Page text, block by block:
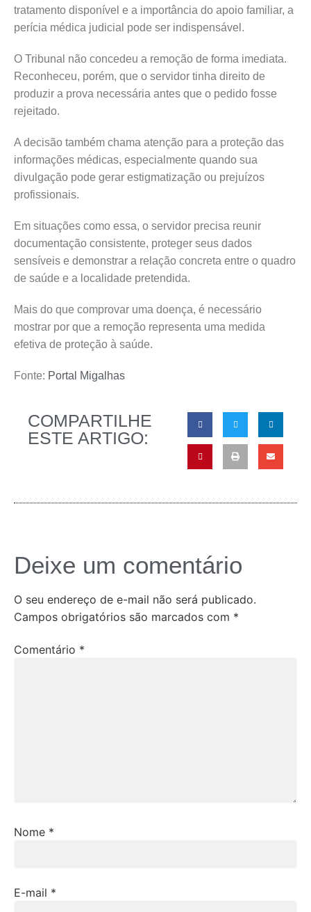
tratamento disponível e a importância do apoio familiar, a
perícia médica judicial pode ser indispensável.
O Tribunal não concedeu a remoção de forma imediata.
Reconheceu, porém, que o servidor tinha direito de
produzir a prova necessária antes que o pedido fosse
rejeitado.
A decisão também chama atenção para a proteção das
informações médicas, especialmente quando sua
divulgação pode gerar estigmatização ou prejuízos
profissionais.
Em situações como essa, o servidor precisa reunir
documentação consistente, proteger seus dados
sensíveis e demonstrar a relação concreta entre o quadro
de saúde e a localidade pretendida.
Mais do que comprovar uma doença, é necessário
mostrar por que a remoção representa uma medida
efetiva de proteção à saúde.
Fonte: Portal Migalhas
COMPARTILHE
ESTE ARTIGO:
Deixe um comentário
O seu endereço de e-mail não será publicado.
Campos obrigatórios são marcados com *
Comentário *
Nome *
E-mail *